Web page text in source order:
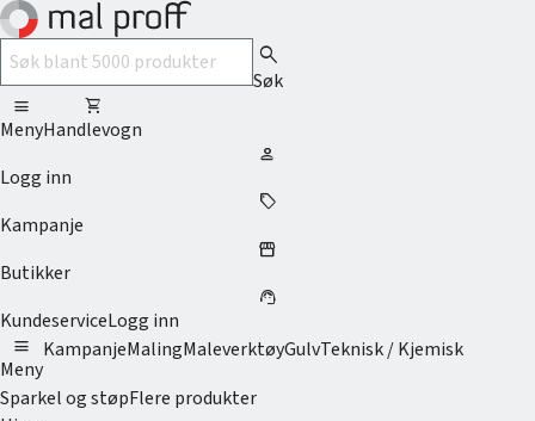
search
Søk
menu
Meny
shopping_cart
Handlevogn
person
Logg inn
sell
Kampanje
storefront
Butikker
support_agent
KundeserviceLogg inn
menu
Meny
KampanjeMalingMaleverktøyGulvTeknisk / Kjemisk
Sparkel og støpFlere produkter